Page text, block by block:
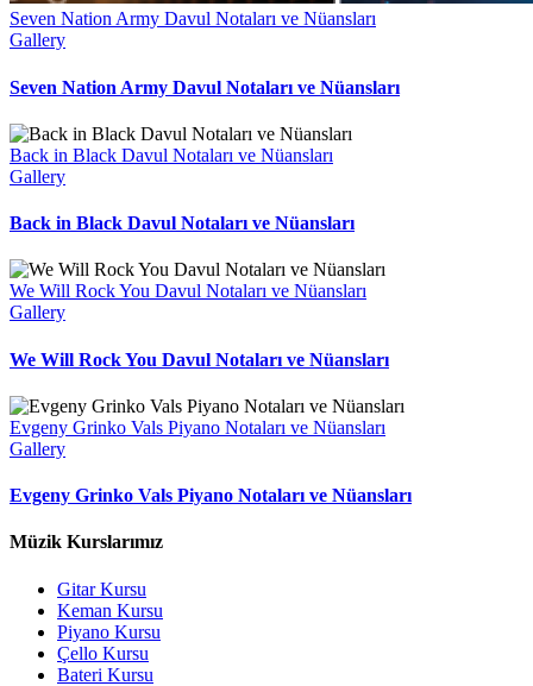
Seven Nation Army Davul Notaları ve Nüansları
Gallery
Seven Nation Army Davul Notaları ve Nüansları
Back in Black Davul Notaları ve Nüansları
Gallery
Back in Black Davul Notaları ve Nüansları
We Will Rock You Davul Notaları ve Nüansları
Gallery
We Will Rock You Davul Notaları ve Nüansları
Evgeny Grinko Vals Piyano Notaları ve Nüansları
Gallery
Evgeny Grinko Vals Piyano Notaları ve Nüansları
Müzik Kurslarımız
Gitar Kursu
Keman Kursu
Piyano Kursu
Çello Kursu
Bateri Kursu